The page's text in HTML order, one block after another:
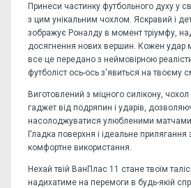
Принеси частинку футбольного духу у
з цим унікальним чохлом. Яскравий і
зображує Роналду в момент тріумфу,
досягнення нових вершин. Кожен удар
все це передано з неймовірною
футболіст ось-ось з'явиться на твоєму
Виготовлений з міцного силікону, чохол
гаджет від подряпин і ударів,
насолоджуватися улюбленими матчами
Гладка поверхня і ідеальне прилягання
комфортне використання.
Нехай твій ВанПлас 11 стане твоїм
надихатиме на перемоги в будь-якій